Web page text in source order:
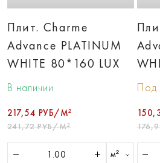
Плит. Charme
Advance PLATINUM
WHITE 80*160 LUX
В наличии
217,54 РУБ/М²
241,72 РУБ/М²
м²
Под